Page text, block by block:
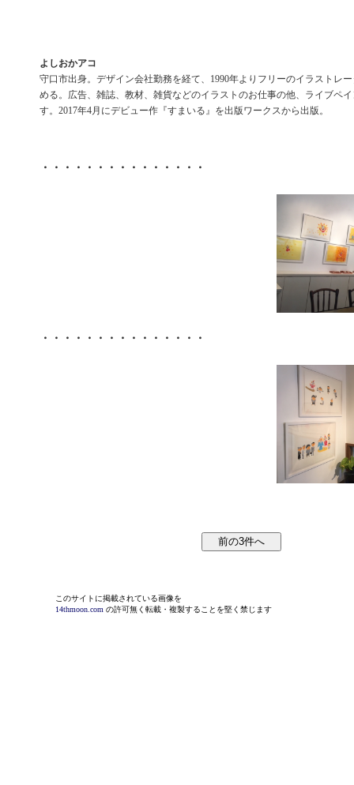
よしおかアコ
守口市出身。デザイン会社勤務を経て、1990年よりフリーのイラストレ
める。広告、雑誌、教材、雑貨などのイラストのお仕事の他、ライブペ
す。2017年4月にデビュー作『すまいる』を出版ワークスから出版。
・・・・・・・・・・・・・・・
・・・・・・・・・・・・・・・
このサイトに掲載されている画像を
14thmoon.com の許可無く転載・複製することを堅く禁じます